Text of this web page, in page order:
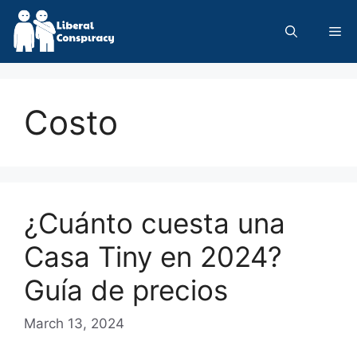
Skip
content
Costo
¿Cuánto cuesta una
Casa Tiny en 2024?
Guía de precios
March 13, 2024